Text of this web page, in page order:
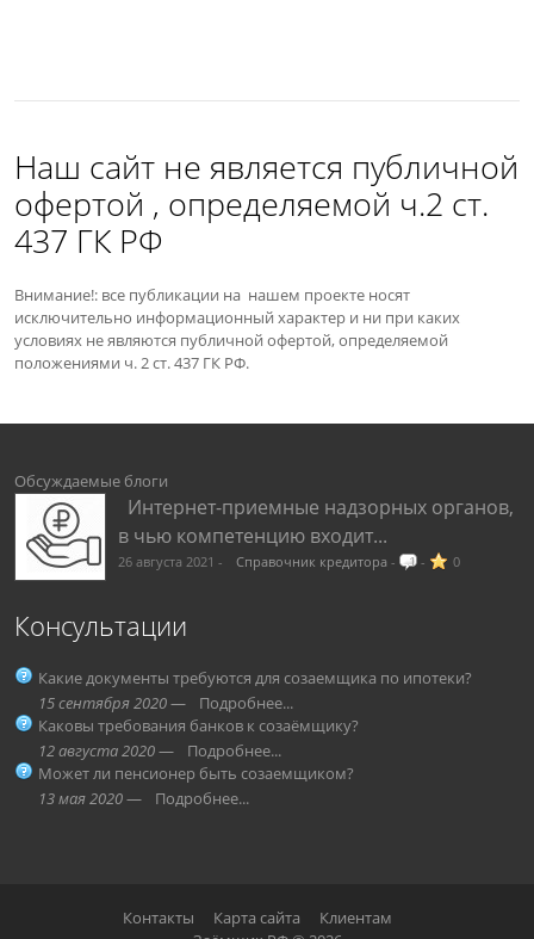
Наш сайт не является публичной
офертой , определяемой ч.2 ст.
437 ГК РФ
Внимание!: все публикации на нашем проекте носят
исключительно информационный характер и ни при каких
условиях не являются публичной офертой, определяемой
положениями ч. 2 ст. 437 ГК РФ.
Обсуждаемые блоги
Интернет-приемные надзорных органов,
в чью компетенцию входит...
26 августа 2021 - Справочник кредитора - 1 - 0
Консультации
Какие документы требуются для созаемщика по ипотеки?
15 сентября 2020—
Подробнее...
Каковы требования банков к созаёмщику?
12 августа 2020—
Подробнее...
Может ли пенсионер быть созаемщиком?
13 мая 2020— Подробнее...
Контакты Карта сайта
Клиентам